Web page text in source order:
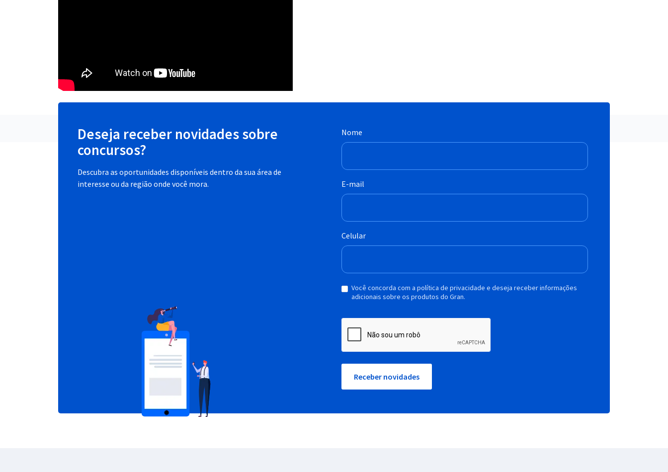
Deseja receber novidades sobre
concursos?
Descubra as oportunidades disponíveis dentro da sua área de
interesse ou da região onde você mora.
Nome
E-mail
Celular
Você concorda com a política de privacidade e deseja receber informações
adicionais sobre os produtos do Gran.
Receber novidades